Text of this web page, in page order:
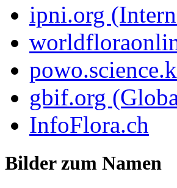
ipni.org
gbif.org
InfoFlora.ch
Bilder zum Namen